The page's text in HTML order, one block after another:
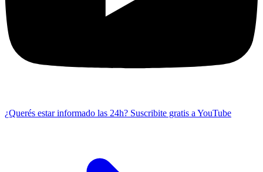
¿Querés estar informado las 24h? Suscribite gratis a YouTube